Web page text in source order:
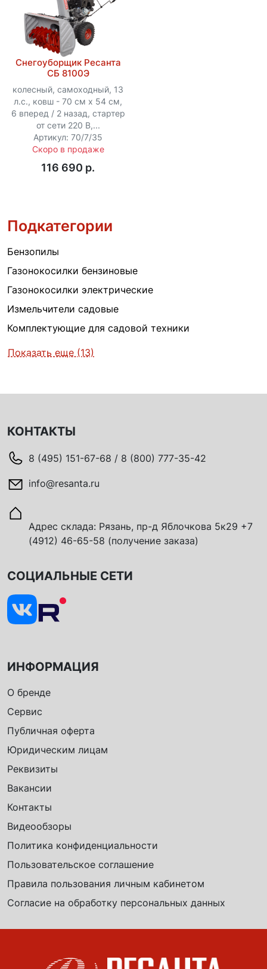
Снегоуборщик Ресанта
СБ 8100Э
колесный, самоходный, 13
л.с., ковш - 70 см x 54 см,
6 вперед / 2 назад, стартер
от сети 220 В,...
Артикул: 70/7/35
Скоро в продаже
116 690 p.
Подкатегории
Бензопилы
Газонокосилки бензиновые
Газонокосилки электрические
Измельчители садовые
Комплектующие для садовой техники
Показать еще (13)
КОНТАКТЫ
8 (495) 151-67-68 / 8 (800) 777-35-42
info@resanta.ru
Адрес склада: Рязань, пр-д Яблочкова 5к29 +7
(4912) 46-65-58 (получение заказа)
ИНФОРМАЦИЯ
О бренде
Сервис
Публичная оферта
Юридическим лицам
Реквизиты
Вакансии
Контакты
Видеообзоры
Политика конфиденциальности
Пользовательское соглашение
Правила пользования личным кабинетом
Согласие на обработку персональных данных
СОЦИАЛЬНЫЕ СЕТИ